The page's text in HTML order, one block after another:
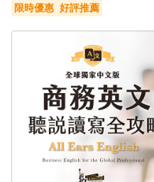
限時優惠 好評推薦